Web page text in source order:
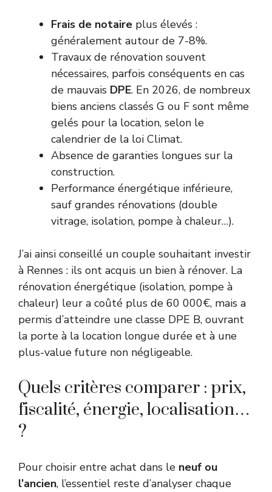
Frais de notaire plus élevés :
généralement autour de 7-8%.
Travaux de rénovation souvent
nécessaires, parfois conséquents en cas
de mauvais DPE. En 2026, de nombreux
biens anciens classés G ou F sont même
gelés pour la location, selon le
calendrier de la loi Climat.
Absence de garanties longues sur la
construction.
Performance énergétique inférieure,
sauf grandes rénovations (double
vitrage, isolation, pompe à chaleur…).
J’ai ainsi conseillé un couple souhaitant investir
à Rennes : ils ont acquis un bien à rénover. La
rénovation énergétique (isolation, pompe à
chaleur) leur a coûté plus de 60 000€, mais a
permis d’atteindre une classe DPE B, ouvrant
la porte à la location longue durée et à une
plus-value future non négligeable.
Quels critères comparer : prix,
fiscalité, énergie, localisation…
?
Pour choisir entre achat dans le neuf ou
l’ancien, l’essentiel reste d’analyser chaque